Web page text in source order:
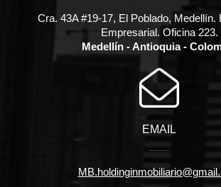
Cra. 43A #19-17, El Poblado, Medellín.
Empresarial. Oficina 223.
Medellín - Antioquia -
EMAIL